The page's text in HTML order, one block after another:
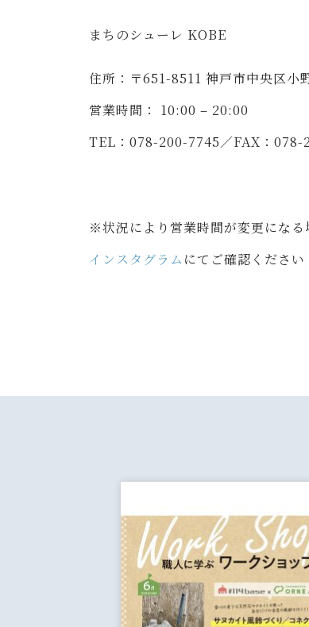
まちのシューレ KOBE
住所：〒651-8511 神戸市中央区小
営業時間： 10:00 – 20:00
TEL：078-200-7745／FAX：078-
※状況により営業時間が変更にな
インスタグラム にてご確認ください